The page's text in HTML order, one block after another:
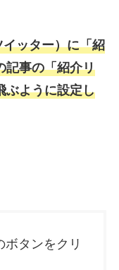
ッター）に「紹
記事の「紹介リ
ぶように設定し
ボタンをクリ